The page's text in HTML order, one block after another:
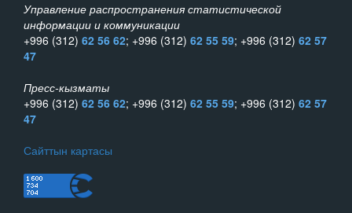
Управление распространения статистической
информации и коммуникации
+996 (312) 62 56 62; +996 (312) 62 55 59; +996 (312) 62 57
47
Пресс-кызматы
+996 (312) 62 56 62; +996 (312) 62 55 59; +996 (312) 62 57
47
Сайттын картасы